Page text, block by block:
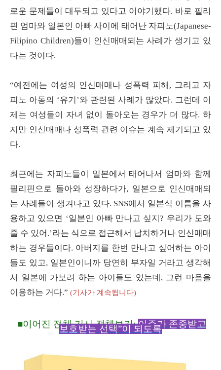
로운 문제들이 대두되고 있다고 이야기했다. 바로 필리
핀 엄마와 일본인 아빠 사이에 태어난 자피노(Japanese-
Filipino Children)들이 인신매매되는 사례가 생기고 있
다는 것이다.
“예전에는 여성의 인신매매나 성폭력 피해, 그리고 자
피노 아동의 ‘유기’와 관련된 사례가 많았다. 그런데 이
제는 여성들이 자녀 없이 돌아오는 경우가 더 많다. 하
지만 인신매매나 성폭력 관련 이슈는 계속 제기되고 있
다.
최근에는 자피노들이 일본에서 태어나서 엄마와 함께
필리핀으로 돌아와 성장하다가, 일본으로 인신매매되
는 사례들이 생겨나고 있다. SNS에서 일본식 이름을 사
용하고 있으면 ‘일본인 아빠 만나고 싶지? 우리가 도와
줄 수 있어.’라는 식으로 접근해서 납치하거나 인신매매
하는 경우들이다. 아버지를 한번 만나고 싶어하는 아이
들도 있고, 일본인이니까 당연히 부자일 거라고 생각해
서 일본에 가보려 하는 아이들도 있는데, 그런 마음을
이용하는 거다.” (기사가 계속됩니다)
■이어진 전체 기사 전체보기:이주가 존중받고
보호받는 선택”이 되도록